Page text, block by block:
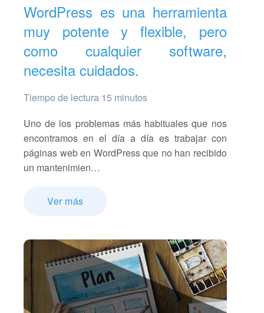
WordPress es una herramienta
muy potente y flexible, pero
como cualquier software,
necesita cuidados.
Tiempo de lectura 15 minutos
Uno de los problemas más habituales que nos
encontramos en el día a día es trabajar con
páginas web en WordPress que no han recibido
un mantenimien…
Ver más